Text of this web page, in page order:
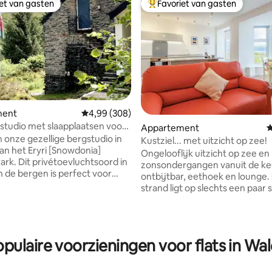
van 4,97 uit 5, 117 recensies
van gasten
van gasten
Gemiddelde beoordeling van 4,99 uit 5, 308
4,99 (308)
met slaapplaatsen voor
personen - Centraal
onze gezellige bergstudio in
het Eryri [Snowdonia]
in
de bergen is perfect voor
in het Dark Sky Reserve. We
maar zeer goed
Topfavoriet van gasten
Favoriet van gasten
Appartement
Kustziel... met uitzicht op zee!
Ongelooflijk uitzicht op zee en
zonsondergangen vanuit de
ontbijtbar, eethoek en lounge.
strand ligt op slechts een paar
aanvraag), een eigen
voorzieningen voor flats in